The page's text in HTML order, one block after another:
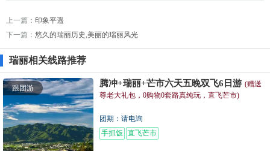
上一篇： 印象平遥
下一篇： 悠久的瑞丽历史,美丽的瑞丽风光
瑞丽相关线路推荐
跟团游 腾冲+瑞丽+芒市六天五晚双飞6日游 (赠送
尊老大礼包，0购物0套路真纯玩，直飞芒市)
团期：请电询
手抓饭
直飞芒市